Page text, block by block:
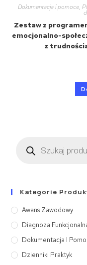
Dokumentacja i pomoce,
Zestaw z
emocjonalno-
z
Kategorie
Awans Zawodowy
Diagnoza
Dokumentacja I
Dzienniki Praktyk